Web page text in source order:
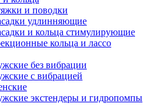
и поводки
удлинняющие
и кольца стимулирующие
кольца и лассо
без вибрации
с вибрацией
экстендеры и гидропомпы